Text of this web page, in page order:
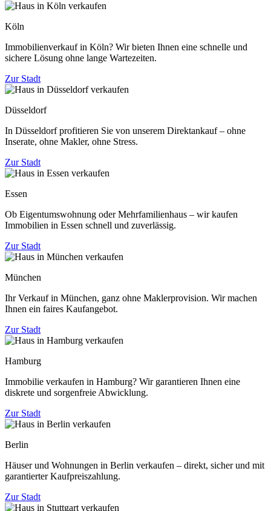
Köln
Immobilienverkauf in Köln? Wir bieten Ihnen eine schnelle und
sichere Lösung ohne lange Wartezeiten.
Zur Stadt
Düsseldorf
In Düsseldorf profitieren Sie von unserem Direktankauf – ohne
Inserate, ohne Makler, ohne Stress.
Zur Stadt
Essen
Ob Eigentumswohnung oder Mehrfamilienhaus – wir kaufen
Immobilien in Essen schnell und zuverlässig.
Zur Stadt
München
Ihr Verkauf in München, ganz ohne Maklerprovision. Wir machen
Ihnen ein faires Kaufangebot.
Zur Stadt
Hamburg
Immobilie verkaufen in Hamburg? Wir garantieren Ihnen eine
diskrete und sorgenfreie Abwicklung.
Zur Stadt
Berlin
Häuser und Wohnungen in Berlin verkaufen – direkt, sicher und mit
garantierter Kaufpreiszahlung.
Zur Stadt